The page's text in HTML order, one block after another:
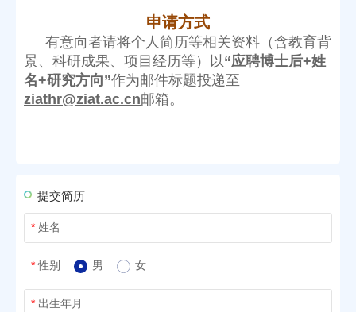
申请方式
景、科研成果、项目经历等）以
名+研究方向”作为邮件标题投递至
ziathr@ziat.ac.cn邮箱。
提交简历
* 姓名
* 性别 男 女
* 出生年月